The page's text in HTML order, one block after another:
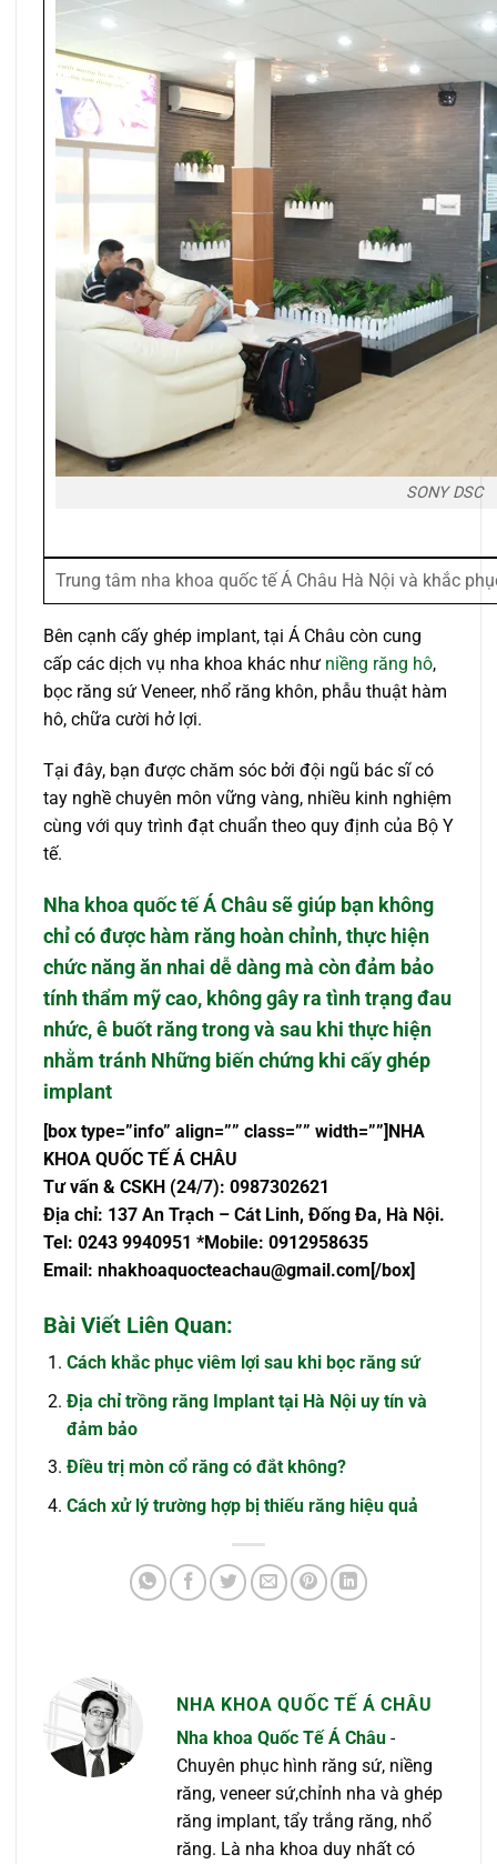
SONY DSC
Trung tâm nha khoa quốc tế Á Châu Hà Nội và khắc
Bên cạnh cấy ghép implant, tại Á Châu còn cung
cấp các dịch vụ nha khoa khác như niềng răng hô,
bọc răng sứ Veneer, nhổ răng khôn, phẫu thuật hàm
hô, chữa cười hở lợi.
Tại đây, bạn được chăm sóc bởi đội ngũ bác sĩ có
tay nghề chuyên môn vững vàng, nhiều kinh nghiệm
cùng với quy trình đạt chuẩn theo quy định của Bộ Y
tế.
Nha khoa quốc tế Á Châu sẽ giúp bạn không
chỉ có được hàm răng hoàn chỉnh, thực hiện
chức năng ăn nhai dễ dàng mà còn đảm bảo
tính thẩm mỹ cao, không gây ra tình trạng đau
nhức, ê buốt răng trong và sau khi thực hiện
nhằm tránh Những biến chứng khi cấy ghép
implant
[box type=”info” align=”” class=”” width=””]NHA
KHOA QUỐC TẾ Á CHÂU
Tư vấn & CSKH (24/7): 0987302621
Địa chỉ: 137 An Trạch – Cát Linh, Đống Đa, Hà Nội.
Tel: 0243 9940951 *Mobile: 0912958635
Email: nhakhoaquocteachau@gmail.com [/box]
Bài Viết Liên Quan:
Cách khắc phục viêm lợi sau khi bọc răng sứ
Địa chỉ trồng răng Implant tại Hà Nội uy tín và
đảm bảo
Điều trị mòn cổ răng có đắt không?
Cách xử lý trường hợp bị thiếu răng hiệu quả
NHA KHOA QUỐC TẾ Á CHÂU
Nha khoa Quốc Tế Á Châu -
Chuyên phục hình răng sứ, niềng
răng, veneer sứ,chỉnh nha và ghép
răng implant, tẩy trắng răng, nhổ
răng. Là nha khoa duy nhất có